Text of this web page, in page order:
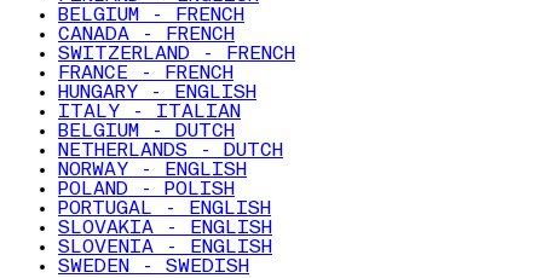
BELGIUM - FRENCH
CANADA - FRENCH
SWITZERLAND - FRENCH
FRANCE - FRENCH
HUNGARY - ENGLISH
ITALY - ITALIAN
BELGIUM - DUTCH
NETHERLANDS - DUTCH
NORWAY - ENGLISH
POLAND - POLISH
PORTUGAL - ENGLISH
SLOVAKIA - ENGLISH
SLOVENIA - ENGLISH
SWEDEN - SWEDISH